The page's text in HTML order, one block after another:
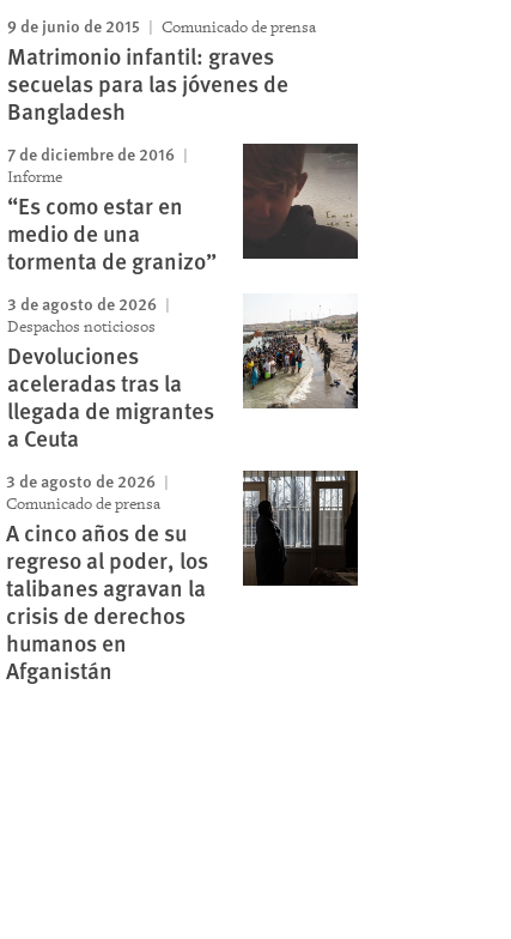
9 de junio de 2015 Comunicado de prensa
Matrimonio infantil: graves
secuelas para las jóvenes de
Bangladesh
7 de diciembre de 2016
Informe
“Es como estar en
medio de una
tormenta de granizo”
3 de agosto de 2026
Despachos noticiosos
Devoluciones
aceleradas tras la
llegada de migrantes
a Ceuta
3 de agosto de 2026
Comunicado de prensa
A cinco años de su
regreso al poder, los
talibanes agravan la
crisis de derechos
humanos en
Afganistán